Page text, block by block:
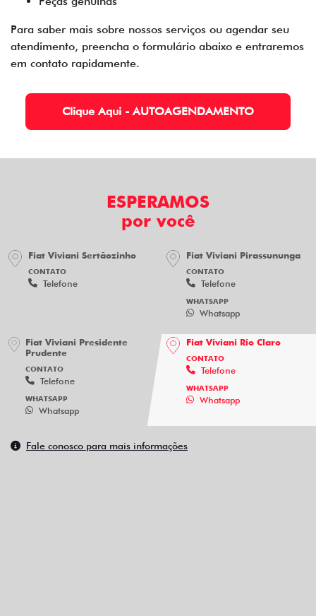
Para saber mais sobre nossos serviços ou agendar seu
atendimento, preencha o formulário abaixo e entraremos
em contato rapidamente.
Clique Aqui - AUTOAGENDAMENTO
ESPERAMOS
por você
Fiat Viviani Sertãozinho
CONTATO
Telefone
Fiat Viviani Pirassununga
CONTATO
Telefone
WHATSAPP
Whatsapp
Fiat Viviani Presidente
Prudente
CONTATO
Telefone
WHATSAPP
Whatsapp
Fiat Viviani Rio Claro
CONTATO
Telefone
WHATSAPP
Whatsapp
Fale conosco para mais informações